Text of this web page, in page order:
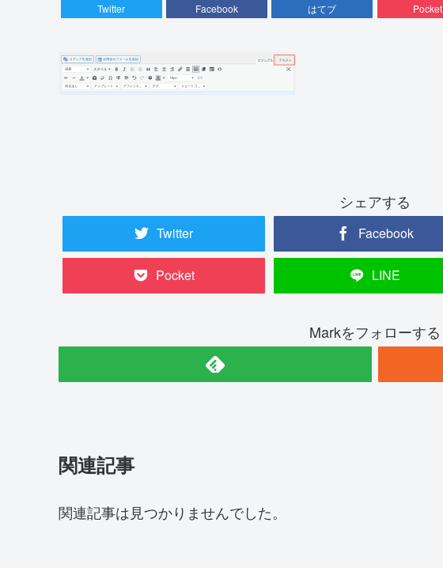
Twitter Facebook はてブ Pocket
シェアする
Twitter Facebook
Pocket LINE
Markをフォローする
関連記事
関連記事は見つかりませんでした。